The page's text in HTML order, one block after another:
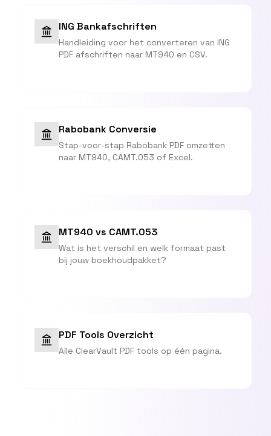
ING Bankafschriften
Handleiding voor het converteren van ING
PDF afschriften naar MT940 en CSV.
Rabobank Conversie
Stap-voor-stap Rabobank PDF omzetten
naar MT940, CAMT.053 of Excel.
MT940 vs CAMT.053
Wat is het verschil en welk formaat past
bij jouw boekhoudpakket?
PDF Tools Overzicht
Alle ClearVault PDF tools op één pagina.